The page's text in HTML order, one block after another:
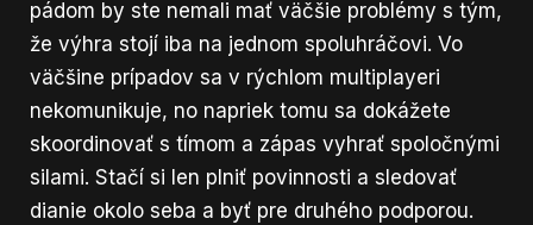
pádom by ste nemali mať väčšie problémy s tým,
že výhra stojí iba na jednom spoluhráčovi. Vo
väčšine prípadov sa v rýchlom multiplayeri
nekomunikuje, no napriek tomu sa dokážete
skoordinovať s tímom a zápas vyhrať spoločnými
silami. Stačí si len plniť povinnosti a sledovať
dianie okolo seba a byť pre druhého podporou.